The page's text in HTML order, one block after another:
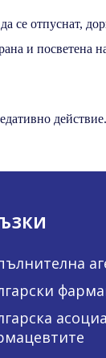
се отпуснат,
и посветена
действие.